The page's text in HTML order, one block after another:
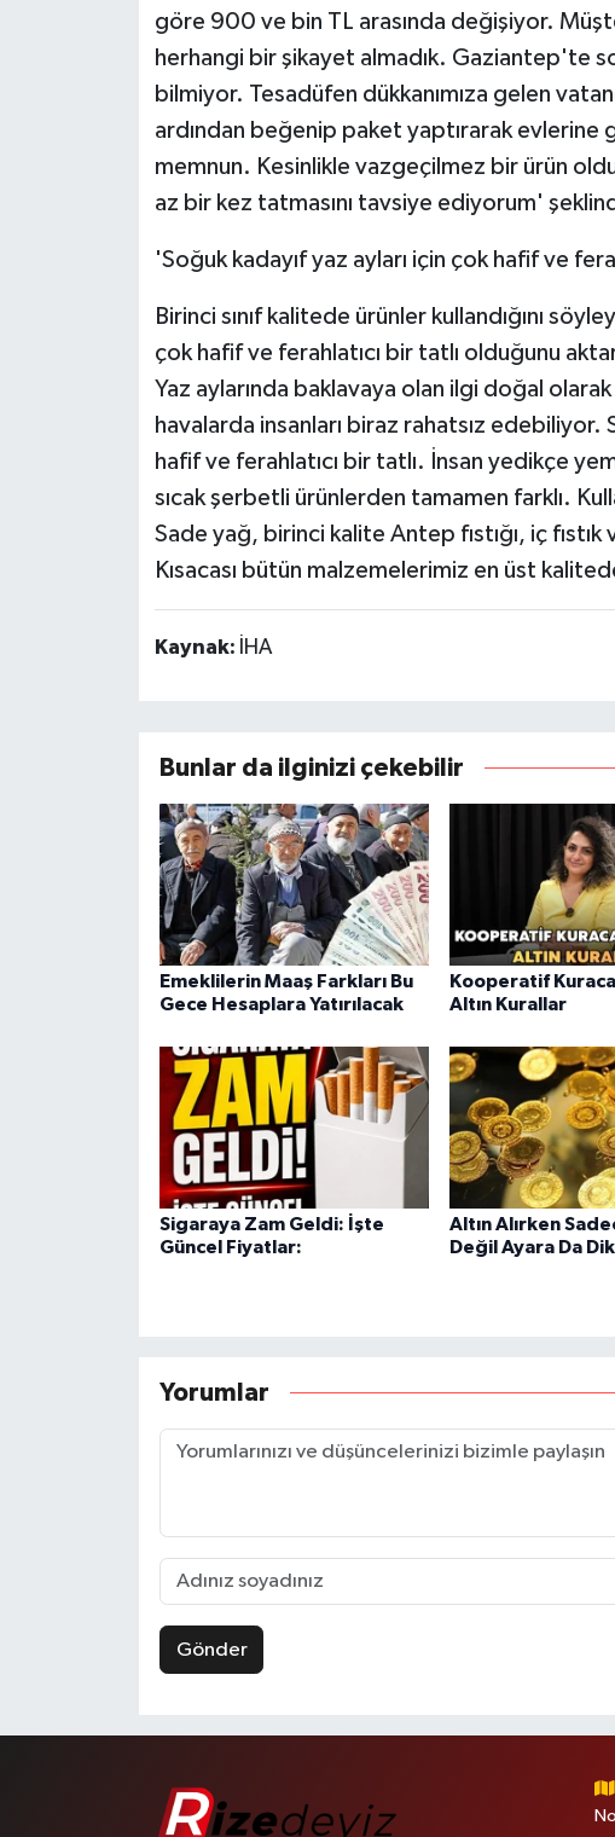
göre 900 ve bin TL arasında değişiyor.
herhangi bir şikayet almadık. Gaziantep'te
bilmiyor. Tesadüfen dükkanımıza gelen
ardından beğenip paket yaptırarak evlerine
memnun. Kesinlikle vazgeçilmez bir ürün
az bir kez tatmasını tavsiye ediyorum'
'Soğuk kadayıf yaz ayları için çok hafif ve
Birinci sınıf kalitede ürünler kullandığını
çok hafif ve ferahlatıcı bir tatlı olduğunu
Yaz aylarında baklavaya olan ilgi doğal
havalarda insanları biraz rahatsız edebiliyor.
hafif ve ferahlatıcı bir tatlı. İnsan yedikçe
sıcak şerbetli ürünlerden tamamen farklı.
Sade yağ, birinci kalite Antep fıstığı, iç
Kısacası bütün malzemelerimiz en üst
Kaynak: İHA
Bunlar da ilginizi çekebilir
Emeklilerin Maaş Farkları Bu
Gece Hesaplara Yatırılacak
Kooperatif
Altın Kurallar
Sigaraya Zam Geldi: İşte
Güncel Fiyatlar:
Altın Alırken
Değil Ayara Da
Yorumlar
Gönder